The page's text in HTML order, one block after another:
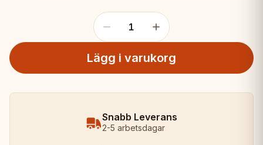
1
Lägg i varukorg
Snabb Leverans
2-5 arbetsdagar